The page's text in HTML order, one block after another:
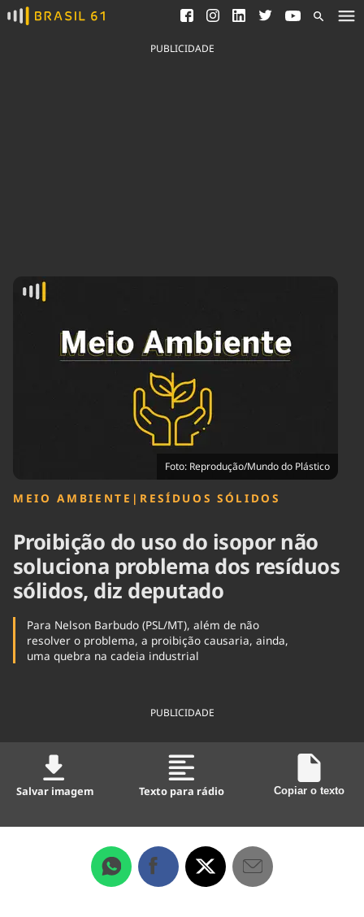
Ver todas as notícias
Saneamento
Indicadores
Agronegócios
Brasil Mineral
Tecnologia
Economia
Educação
Infraestrutura
Internacional
Política
Saúde
PUBLICIDADE
Foto: Reprodução/Mundo do Plástico
MEIO AMBIENTE | RESÍDUOS SÓLIDOS
Proibição do uso do isopor não
soluciona problema dos resíduos
sólidos, diz deputado
Para Nelson Barbudo (PSL/MT), além de não
resolver o problema, a proibição causaria, ainda,
uma quebra na cadeia industrial
PUBLICIDADE
Salvar imagem Texto para rádio Copiar o texto